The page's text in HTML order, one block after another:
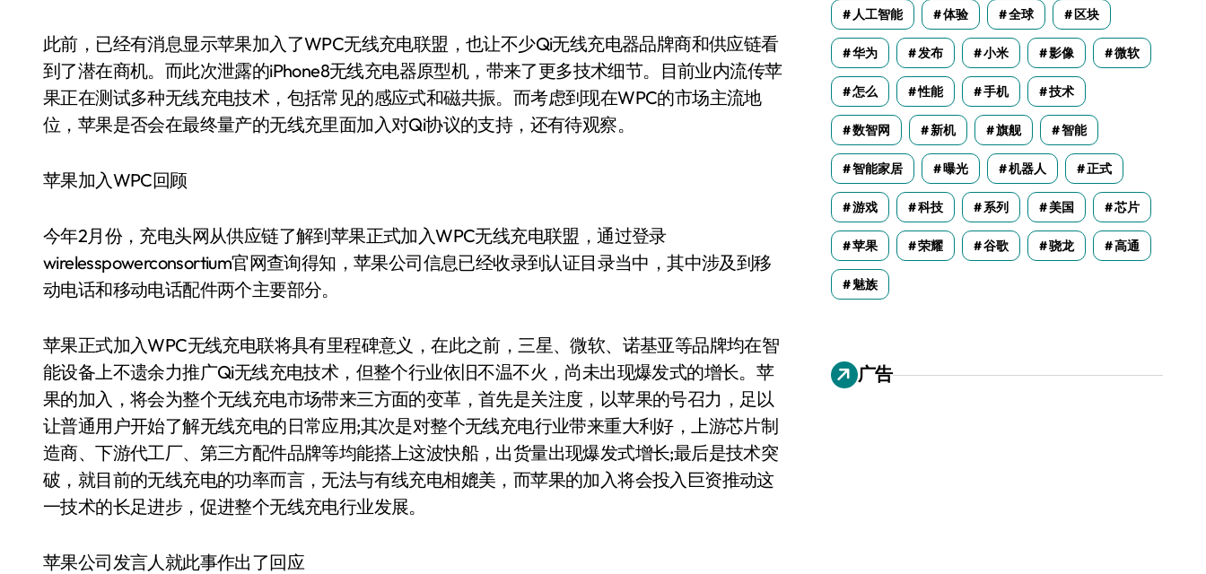
此前，已经有消息显示苹果加入了WPC无线充电联盟，也让不少Qi无线充电器品牌商和供应链看
到了潜在商机。而此次泄露的iPhone8无线充电器原型机，带来了更多技术细节。目前业内流传苹
果正在测试多种无线充电技术，包括常见的感应式和磁共振。而考虑到现在WPC的市场主流地
位，苹果是否会在最终量产的无线充里面加入对Qi协议的支持，还有待观察。
苹果加入WPC回顾
今年2月份，充电头网从供应链了解到苹果正式加入WPC无线充电联盟，通过登录
wirelesspowerconsortium官网查询得知，苹果公司信息已经收录到认证目录当中，其中涉及到移
动电话和移动电话配件两个主要部分。
苹果正式加入WPC无线充电联将具有里程碑意义，在此之前，三星、微软、诺基亚等品牌均在智
能设备上不遗余力推广Qi无线充电技术，但整个行业依旧不温不火，尚未出现爆发式的增长。苹
果的加入，将会为整个无线充电市场带来三方面的变革，首先是关注度，以苹果的号召力，足以
让普通用户开始了解无线充电的日常应用;其次是对整个无线充电行业带来重大利好，上游芯片制
造商、下游代工厂、第三方配件品牌等均能搭上这波快船，出货量出现爆发式增长;最后是技术突
破，就目前的无线充电的功率而言，无法与有线充电相媲美，而苹果的加入将会投入巨资推动这
一技术的长足进步，促进整个无线充电行业发展。
苹果公司发言人就此事作出了回应
人工智能 体验 全球 区块
华为 发布 小米 影像 微软
怎么 性能 手机 技术
数智网 新机 旗舰 智能
智能家居 曝光 机器人 正式
游戏 科技 系列 美国 芯片
苹果 荣耀 谷歌 骁龙 高通
魅族
广告